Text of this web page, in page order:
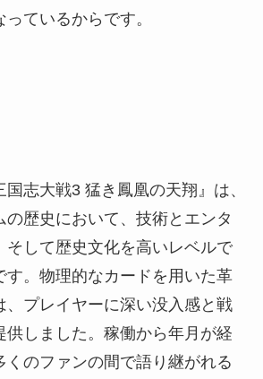
ているからです。
志大戦3 猛き鳳凰の天翔』は、
の歴史において、技術とエンタ
そして歴史文化を高いレベルで
す。物理的なカードを用いた革
、プレイヤーに深い没入感と戦
供しました。稼働から年月が経
くのファンの間で語り継がれる